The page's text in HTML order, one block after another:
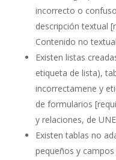
incorrecto o
descripción textual
Contenido no
Existen listas
etiqueta de lista),
incorrectamene y
de formularios
y relaciones, de
Existen tablas no
pequeños y